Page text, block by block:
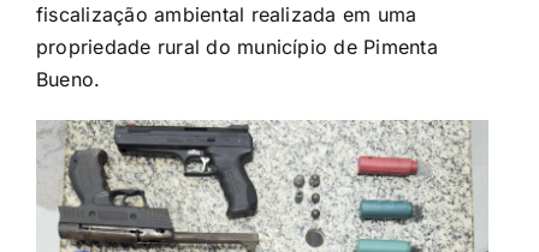
fiscalização ambiental realizada em uma
propriedade rural do município de Pimenta
Bueno.